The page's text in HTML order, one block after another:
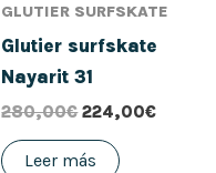
GLUTIER SURFSKATE
Glutier surfskate
Nayarit 31
280,00€ 224,00€
Leer más